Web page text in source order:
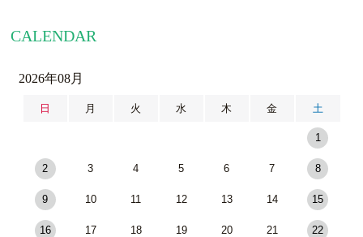
CALENDAR
2026年08月
日 月 火 水 木 金 土
1
2 3 4 5 6 7 8
9 10 11 12 13 14 15
16 17 18 19 20 21 22